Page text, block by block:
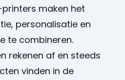
maken het
personalisatie en
te combineren.
rekenen af en steeds
vinden in de